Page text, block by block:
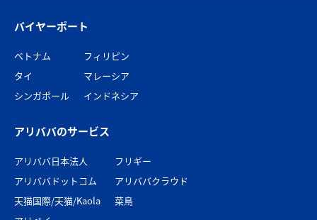
バイヤーポート
ベトナム
タイ
シンガポール
フィリピン
マレーシア
インドネシア
アリババのサービス
アリババ日本法人
アリババドットコム
天猫国際/天猫/Kaola
フリギー
アリババクラウド
菜鳥